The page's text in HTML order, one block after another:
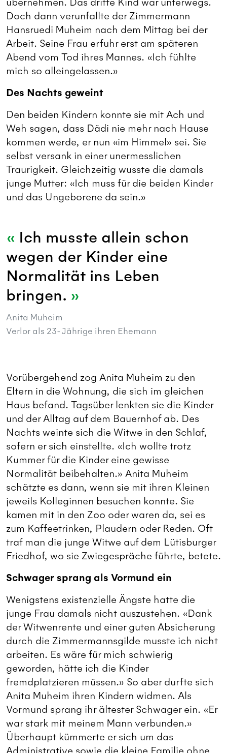
übernehmen. Das dritte Kind war unterwegs.
Doch dann verunfallte der Zimmermann
Hansruedi Muheim nach dem Mittag bei der
Arbeit. Seine Frau erfuhr erst am späteren
Abend vom Tod ihres Mannes. «Ich fühlte
mich so alleingelassen.»
Des Nachts geweint
Den beiden Kindern konnte sie mit Ach und
Weh sagen, dass Dädi nie mehr nach Hause
kommen werde, er nun «im Himmel» sei. Sie
selbst versank in einer unermesslichen
Traurigkeit. Gleichzeitig wusste die damals
junge Mutter: «Ich muss für die beiden Kinder
und das Ungeborene da sein.»
Ich musste allein schon
wegen der Kinder eine
Normalität ins Leben
bringen.
Anita Muheim
Verlor als 23-Jährige ihren Ehemann
Vorübergehend zog Anita Muheim zu den
Eltern in die Wohnung, die sich im gleichen
Haus befand. Tagsüber lenkten sie die Kinder
und der Alltag auf dem Bauernhof ab. Des
Nachts weinte sich die Witwe in den Schlaf,
sofern er sich einstellte. «Ich wollte trotz
Kummer für die Kinder eine gewisse
Normalität beibehalten.» Anita Muheim
schätzte es dann, wenn sie mit ihren Kleinen
jeweils Kolleginnen besuchen konnte. Sie
kamen mit in den Zoo oder waren da, sei es
zum Kaffeetrinken, Plaudern oder Reden. Oft
traf man die junge Witwe auf dem Lütisburger
Friedhof, wo sie Zwiegespräche führte, betete.
Schwager sprang als Vormund ein
Wenigstens existenzielle Ängste hatte die
junge Frau damals nicht auszustehen. «Dank
der Witwenrente und einer guten Absicherung
durch die Zimmermannsgilde musste ich nicht
arbeiten. Es wäre für mich schwierig
geworden, hätte ich die Kinder
fremdplatzieren müssen.» So aber durfte sich
Anita Muheim ihren Kindern widmen. Als
Vormund sprang ihr ältester Schwager ein. «Er
war stark mit meinem Mann verbunden.»
Überhaupt kümmerte er sich um das